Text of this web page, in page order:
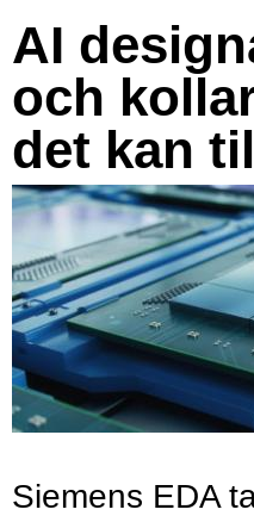
AI
och
det kan
Siemens EDA